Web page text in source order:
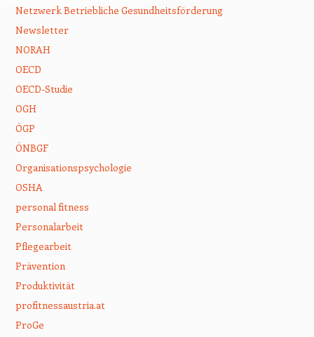
Netzwerk Betriebliche Gesundheitsförderung
Newsletter
NORAH
OECD
OECD-Studie
OGH
ÖGP
ÖNBGF
Organisationspsychologie
OSHA
personal fitness
Personalarbeit
Pflegearbeit
Prävention
Produktivität
profitnessaustria.at
ProGe